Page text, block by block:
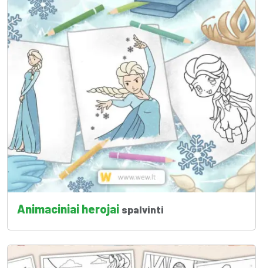
Animaciniai herojai spalvinti